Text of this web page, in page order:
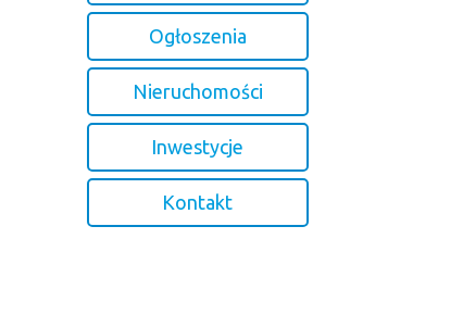
Ogłoszenia
Nieruchomości
Inwestycje
Kontakt